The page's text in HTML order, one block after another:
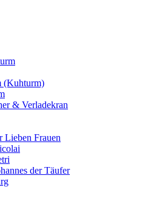
(Kuhturm)
& Verladekran
Lieben Frauen
der Täufer